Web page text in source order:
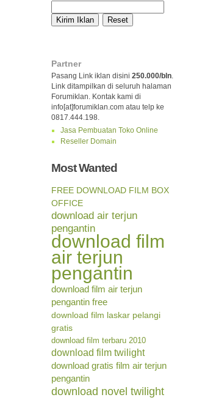
Partner
Pasang Link iklan disini 250.000/bln.
Link ditampilkan di seluruh halaman
Forumiklan. Kontak kami di
info[at]forumiklan.com atau telp ke
0817.444.198.
Jasa Pembuatan Toko Online
Reseller Domain
Most Wanted
FREE DOWNLOAD FILM BOX
OFFICE
download air terjun
pengantin
download film
air terjun
pengantin
download film air terjun
pengantin free
download film laskar pelangi
gratis
download film terbaru 2010
download film twilight
download gratis film air terjun
pengantin
download novel twilight